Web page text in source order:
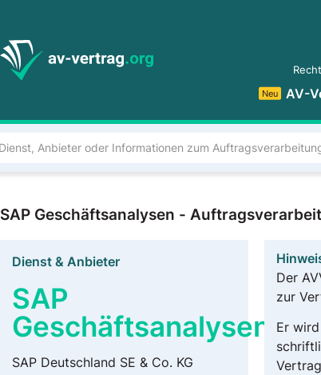
Neu AV-
SAP Geschäftsanalysen -
Dienst & Anbieter
SAP
Geschäftsanalysen
SAP Deutschland SE & Co. KG
Der
zur
Er